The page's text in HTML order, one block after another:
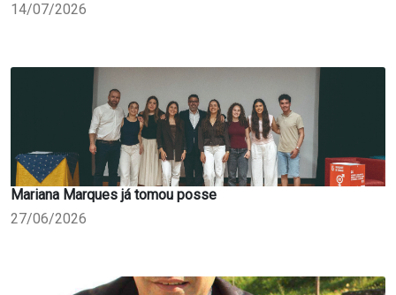
14/07/2026
Mariana Marques já tomou posse
27/06/2026